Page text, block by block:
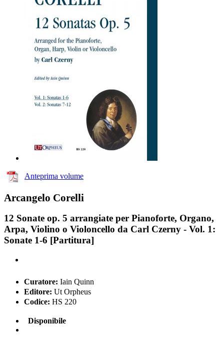
Anteprima volume
Arcangelo Corelli
12 Sonate op. 5 arrangiate per Pianoforte, Organo,
Arpa, Violino o Violoncello da Carl Czerny - Vol. 1:
Sonate 1-6 [Partitura]
Curatore: Iain Quinn
Editore: Ut Orpheus
Codice: HS 220
Disponibile